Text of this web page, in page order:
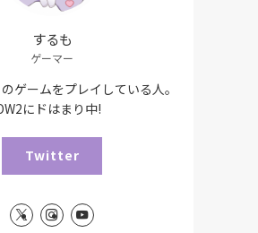
するも
ゲーマー
ゲームをプレイしている人。
にドはまり中!
Twitter